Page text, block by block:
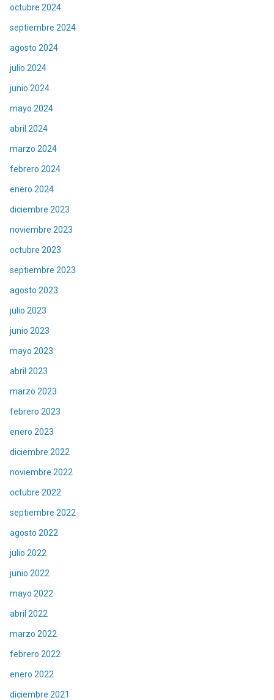
octubre 2024
septiembre 2024
agosto 2024
julio 2024
junio 2024
mayo 2024
abril 2024
marzo 2024
febrero 2024
enero 2024
diciembre 2023
noviembre 2023
octubre 2023
septiembre 2023
agosto 2023
julio 2023
junio 2023
mayo 2023
abril 2023
marzo 2023
febrero 2023
enero 2023
diciembre 2022
noviembre 2022
octubre 2022
septiembre 2022
agosto 2022
julio 2022
junio 2022
mayo 2022
abril 2022
marzo 2022
febrero 2022
enero 2022
diciembre 2021